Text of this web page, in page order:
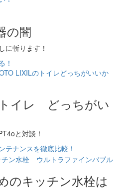
の闇
に斬ります！
！
イレ どっちがい
と対談！
テナンスを徹底比較！
のキッチン水栓は